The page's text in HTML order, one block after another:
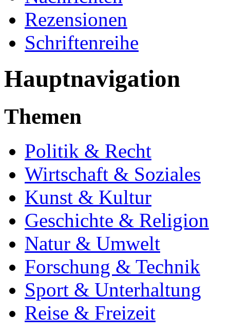
Rezensionen
Schriftenreihe
Hauptnavigation
Themen
Politik & Recht
Wirtschaft & Soziales
Kunst & Kultur
Geschichte & Religion
Natur & Umwelt
Forschung & Technik
Sport & Unterhaltung
Reise & Freizeit